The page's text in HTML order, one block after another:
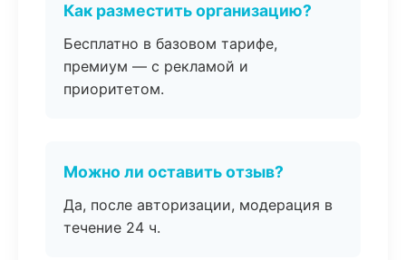
Как разместить организацию?
Бесплатно в базовом тарифе,
премиум — с рекламой и
приоритетом.
Можно ли оставить отзыв?
Да, после авторизации, модерация в
течение 24 ч.